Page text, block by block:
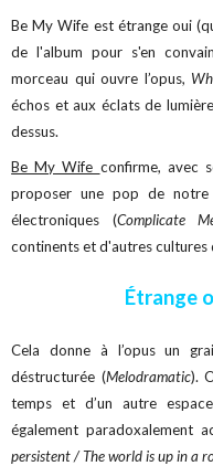
Be My Wife est étrange oui
de l'album pour s'en
morceau qui ouvre l’opus,
échos et aux éclats de
dessus.
Be My Wife confirme, avec
proposer une pop de
électroniques (Complicate
continents et d'autres cultures
Étrange
Cela donne à l’opus un
déstructurée (Melodramatic).
temps et d’un autre
également paradoxalement
persistent / The world is up in a